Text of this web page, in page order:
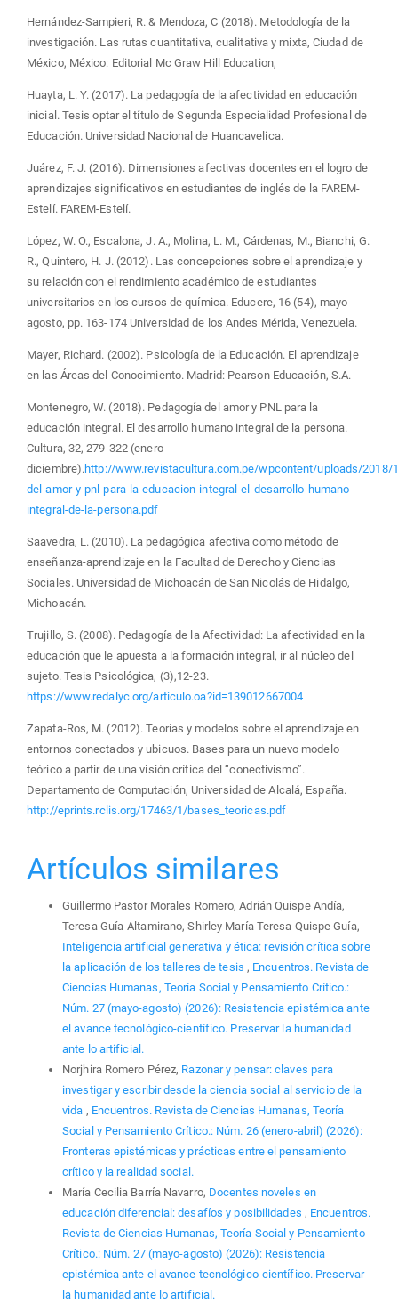
Hernández-Sampieri, R. & Mendoza, C (2018). Metodología de la
investigación. Las rutas cuantitativa, cualitativa y mixta, Ciudad de
México, México: Editorial Mc Graw Hill Education,
Huayta, L. Y. (2017). La pedagogía de la afectividad en educación
inicial. Tesis optar el título de Segunda Especialidad Profesional de
Educación. Universidad Nacional de Huancavelica.
Juárez, F. J. (2016). Dimensiones afectivas docentes en el logro de
aprendizajes significativos en estudiantes de inglés de la FAREM-
Estelí. FAREM-Estelí.
López, W. O., Escalona, J. A., Molina, L. M., Cárdenas, M., Bianchi, G.
R., Quintero, H. J. (2012). Las concepciones sobre el aprendizaje y
su relación con el rendimiento académico de estudiantes
universitarios en los cursos de química. Educere, 16 (54), mayo-
agosto, pp. 163-174 Universidad de los Andes Mérida, Venezuela.
Mayer, Richard. (2002). Psicología de la Educación. El aprendizaje
en las Áreas del Conocimiento. Madrid: Pearson Educación, S.A.
Montenegro, W. (2018). Pedagogía del amor y PNL para la
educación integral. El desarrollo humano integral de la persona.
Cultura, 32, 279-322 (enero -
diciembre). http://www.revistacultura.com.pe/wpcontent/uploads/2018/
del-amor-y-pnl-para-la-educacion-integral-el-desarrollo-humano-
integral-de-la-persona.pdf
Saavedra, L. (2010). La pedagógica afectiva como método de
enseñanza-aprendizaje en la Facultad de Derecho y Ciencias
Sociales. Universidad de Michoacán de San Nicolás de Hidalgo,
Michoacán.
Trujillo, S. (2008). Pedagogía de la Afectividad: La afectividad en la
educación que le apuesta a la formación integral, ir al núcleo del
sujeto. Tesis Psicológica, (3),12-23.
https://www.redalyc.org/articulo.oa?id=139012667004
Zapata-Ros, M. (2012). Teorías y modelos sobre el aprendizaje en
entornos conectados y ubicuos. Bases para un nuevo modelo
teórico a partir de una visión crítica del “conectivismo”.
Departamento de Computación, Universidad de Alcalá, España.
http://eprints.rclis.org/17463/1/bases_teoricas.pdf
Artículos similares
Guillermo Pastor Morales Romero, Adrián Quispe Andía,
Teresa Guía-Altamirano, Shirley María Teresa Quispe Guía,
Inteligencia artificial generativa y ética: revisión crítica sobre
la aplicación de los talleres de tesis , Encuentros. Revista de
Ciencias Humanas, Teoría Social y Pensamiento Crítico.:
Núm. 27 (mayo-agosto) (2026): Resistencia epistémica ante
el avance tecnológico-científico. Preservar la humanidad
ante lo artificial.
Norjhira Romero Pérez, Razonar y pensar: claves para
investigar y escribir desde la ciencia social al servicio de la
vida , Encuentros. Revista de Ciencias Humanas, Teoría
Social y Pensamiento Crítico.: Núm. 26 (enero-abril) (2026):
Fronteras epistémicas y prácticas entre el pensamiento
crítico y la realidad social.
María Cecilia Barría Navarro, Docentes noveles en
educación diferencial: desafíos y posibilidades , Encuentros.
Revista de Ciencias Humanas, Teoría Social y Pensamiento
Crítico.: Núm. 27 (mayo-agosto) (2026): Resistencia
epistémica ante el avance tecnológico-científico. Preservar
la humanidad ante lo artificial.